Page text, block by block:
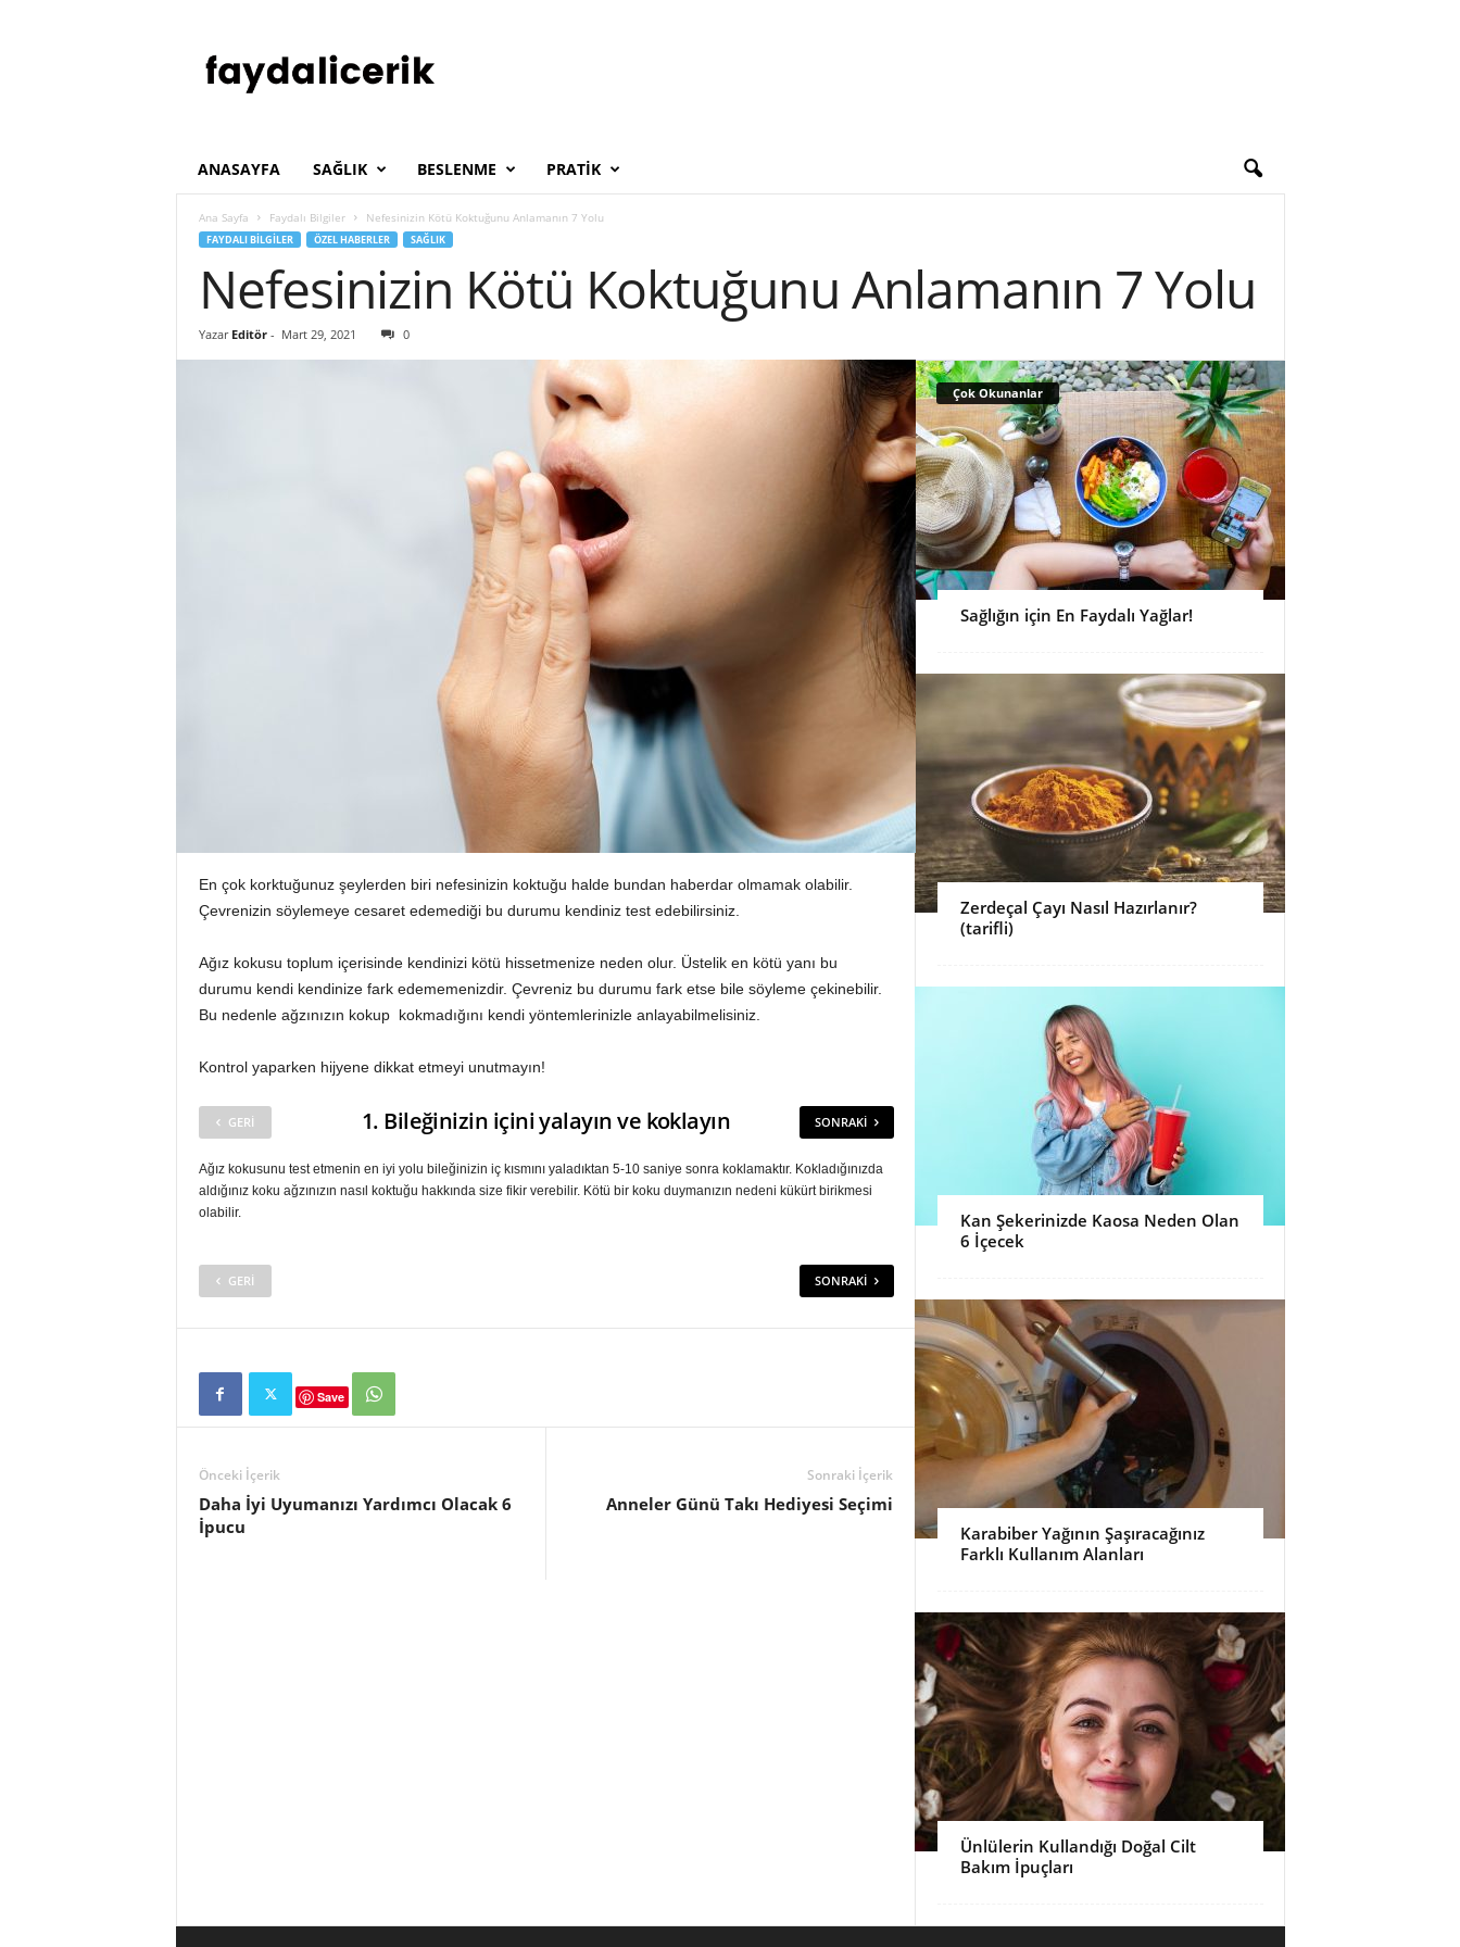
ANASAYFA SAĞLIK BESLENME PRATIK
Ana Sayfa Faydalı Bilgiler Nefesinizin Kötü Koktuğunu Anlamanın 7 Yolu
FAYDALI BILGILER ÖZEL HABERLER SAĞLIK
Nefesinizin Kötü Koktuğunu Anlamanın 7 Yolu
Yazar Editör- Mart 29, 2021 0
En çok korktuğunuz şeylerden biri nefesinizin koktuğu halde bundan haberdar olmamak olabilir.
Çevrenizin söylemeye cesaret edemediği bu durumu kendiniz test edebilirsiniz.
Ağız kokusu toplum içerisinde kendinizi kötü hissetmenize neden olur. Üstelik en kötü yanı bu
durumu kendi kendinize fark edememenizdir. Çevreniz bu durumu fark etse bile söyleme çekinebilir.
Bu nedenle ağzınızın kokup kokmadığını kendi yöntemlerinizle anlayabilmelisiniz.
Kontrol yaparken hijyene dikkat etmeyi unutmayın!
GERI SONRAKI
1. Bileğinizin içini yalayın ve koklayın
Ağız kokusunu test etmenin en iyi yolu bileğinizin iç kısmını yaladıktan 5-10 saniye sonra koklamaktır. Kokladığınızda
aldığınız koku ağzınızın nasıl koktuğu hakkında size fikir verebilir. Kötü bir koku duymanızın nedeni kükürt birikmesi
olabilir.
GERI SONRAKI
Save
Önceki İçerik
Daha İyi Uyumanızı Yardımcı Olacak 6
İpucu
Sonraki İçerik
Anneler Günü Takı Hediyesi Seçimi
Çok Okunanlar
Sağlığın için En Faydalı Yağlar!
Zerdeçal Çayı Nasıl Hazırlanır?
(tarifli)
Kan Şekerinizde Kaosa Neden Olan
6 İçecek
Karabiber Yağının Şaşıracağınız
Farklı Kullanım Alanları
Ünlülerin Kullandığı Doğal Cilt
Bakım İpuçları